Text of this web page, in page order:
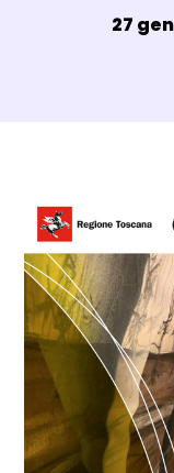
Data
27